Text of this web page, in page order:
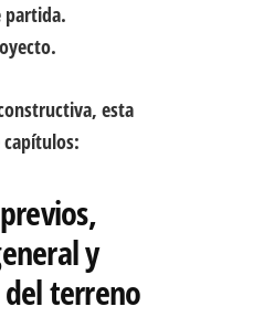
partida.
esta
y
terreno